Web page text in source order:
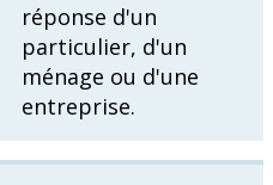
réponse d'un
particulier, d'un
ménage ou d'une
entreprise.